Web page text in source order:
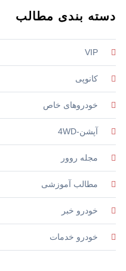
دسته بندی مطالب
VIP
کانوپی
خودروهای خاص
آپشن-4WD
مجله روور
مطالب آموزشی
خودرو خبر
خودرو خدمات